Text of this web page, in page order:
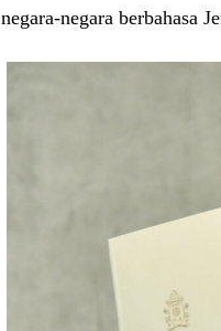
negara-negara berbahasa